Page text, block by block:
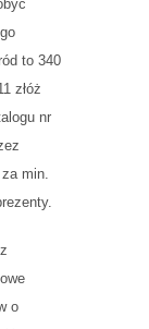
to 340
złóż
nr
min.
o